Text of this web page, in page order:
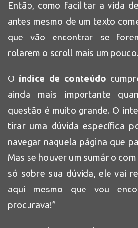
Então, como facilitar a vida
antes mesmo de um texto
que vão encontrar se
rolarem o scroll mais um pouco.
Oíndice de conteúdo
ainda mais importante
questão é muito grande. O
tirar uma dúvida específica
navegar naquela página que
Mas se houver um sumário
só sobre sua dúvida, ele vai
aqui mesmo que vou
procurava!”